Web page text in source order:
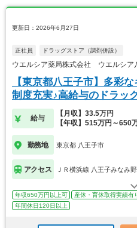
更新日：2026年6月27日
正社員 ドラッグストア（調剤併設）
ウエルシア薬局株式会社 ウエルシア
【東京都八王子市】多彩
制度充実♪高給与のドラッ
給与
【月収】33.5万円
【年収】515万円～650
勤務地 東京都 八王子市
アクセス ＪＲ横浜線 八王子みなみ
年収650万円以上可 産休・育休取得実績有
年間休日120日以上